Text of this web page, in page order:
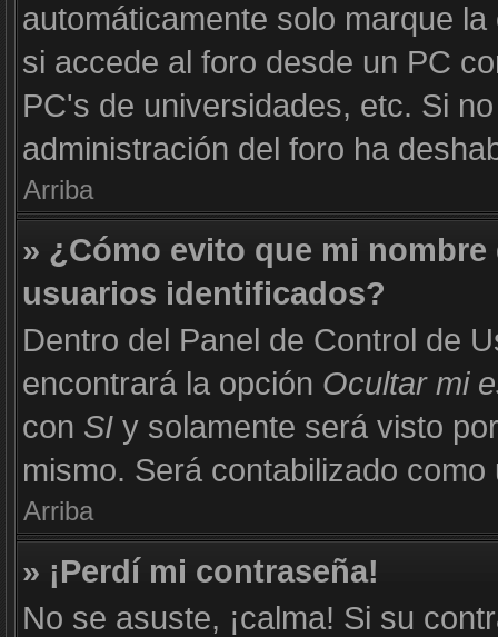
automáticamente solo marque
si accede al foro desde un PC
PC's de universidades, etc. Si
administración del foro ha
Arriba
» ¿Cómo evito que mi
usuarios identificados?
Dentro del Panel de Control de
encontrará la opción Ocultar mi
con SI y solamente será visto
mismo. Será contabilizado
Arriba
» ¡Perdí mi contraseña!
No se asuste, ¡calma! Si su